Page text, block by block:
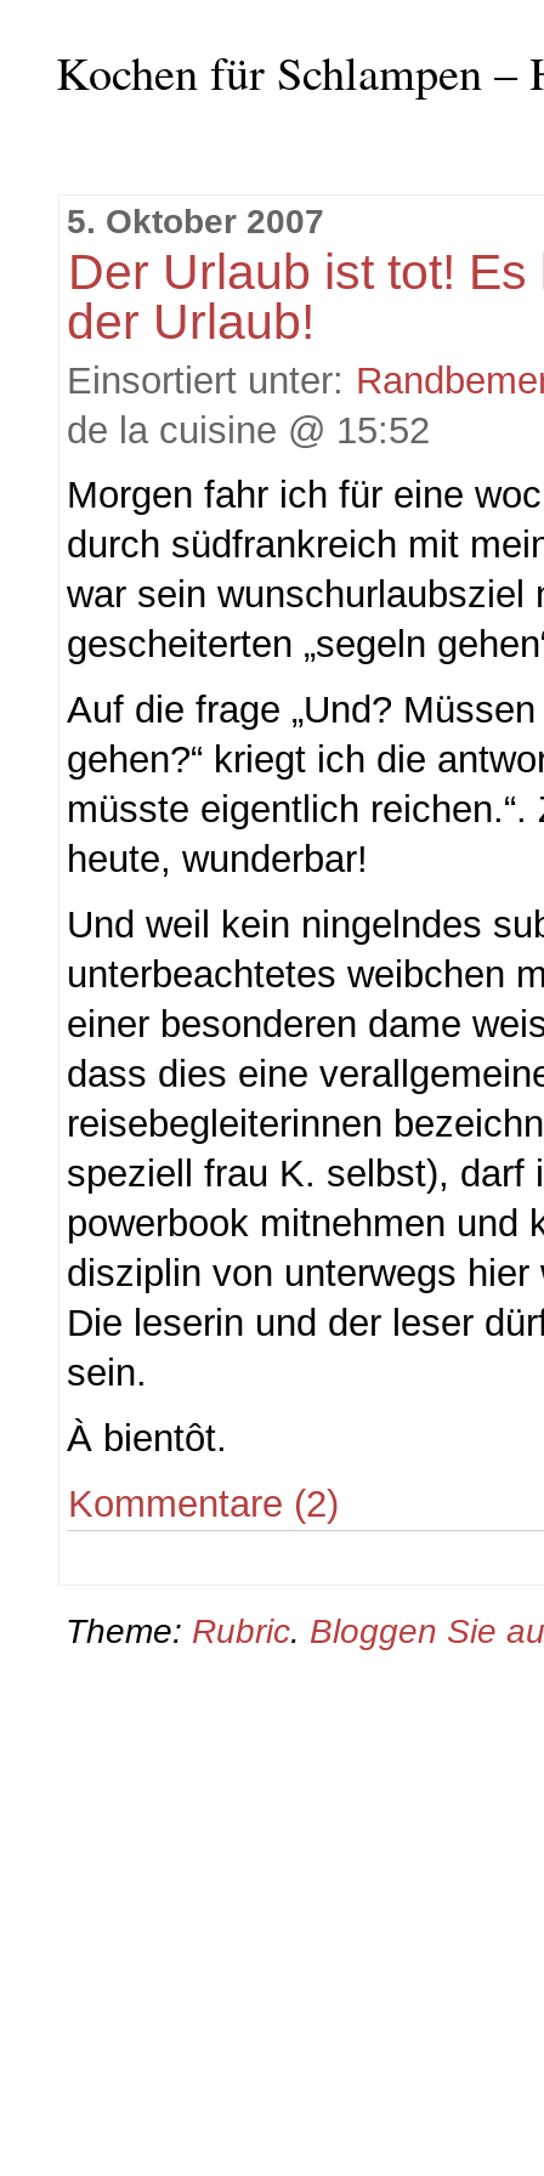
Kochen für Schlampen
5. Oktober 2007
Der Urlaub ist tot! Es
der Urlaub!
Einsortiert unter:
de la cuisine @ 15:52
Morgen fahr ich für eine
durch südfrankreich mit
war sein wunschurlaubsziel
gescheiterten „segeln
Auf die frage „Und?
gehen?“ kriegt ich die
müsste eigentlich
heute, wunderbar!
Und weil kein ningelndes
unterbeachtetes weibchen
einer besonderen dame
dass dies eine
reisebegleiterinnen
speziell frau K. selbst), darf
powerbook mitnehmen und
disziplin von unterwegs hier
Die leserin und der leser
sein.
À bientôt.
Kommentare (2)
Theme: Rubric. Bloggen Sie